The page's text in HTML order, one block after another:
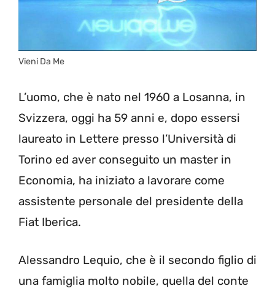
Vieni Da Me
L’uomo, che è nato nel 1960 a Losanna, in
Svizzera, oggi ha 59 anni e, dopo essersi
laureato in Lettere presso l’Università di
Torino ed aver conseguito un master in
Economia, ha iniziato a lavorare come
assistente personale del presidente della
Fiat Iberica.
Alessandro Lequio, che è il secondo figlio di
una famiglia molto nobile, quella del conte